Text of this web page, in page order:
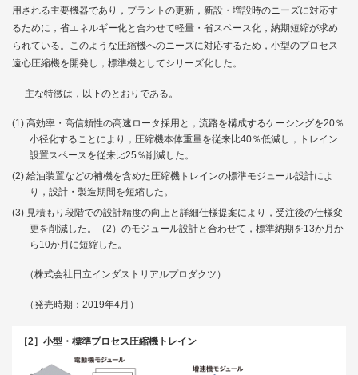
用される主要機器であり，プラントの更新，新設・増設時のニーズに対応す
るために，省エネルギー化と合わせて軽量・省スペース化，納期短縮が求め
られている。このような圧縮機へのニーズに対応するため，小型のプロセス
遠心圧縮機を開発し，標準機としてシリーズ化した。
主な特徴は，以下のとおりである。
高効率・高信頼性の高速ロータ採用と，流路を構成するケーシングを20％
小径化することにより，圧縮機本体重量を従来比40％低減し，トレイン
設置スペースを従来比25％削減した。
給油装置などの補機を含めた圧縮機トレインの標準モジュール設計によ
り，設計・製造期間を短縮した。
見積もり段階での設計精度の向上と詳細仕様提案により，受注後の仕様変
更を削減した。（2）のモジュール設計と合わせて，標準納期を13か月か
ら10か月に短縮した。
（株式会社日立インダストリアルプロダクツ）
（発売時期：2019年4月）
［2］小型・標準プロセス圧縮機トレイン